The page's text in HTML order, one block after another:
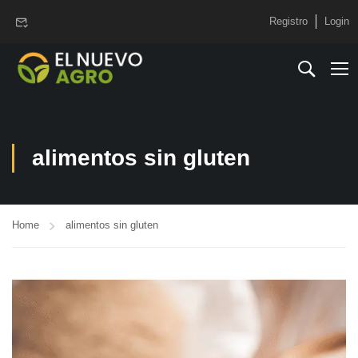
Registro Login
alimentos sin gluten
Home alimentos sin gluten